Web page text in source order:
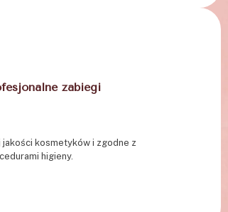
zabiegi
jakości kosmetyków i zgodne z
higieny.